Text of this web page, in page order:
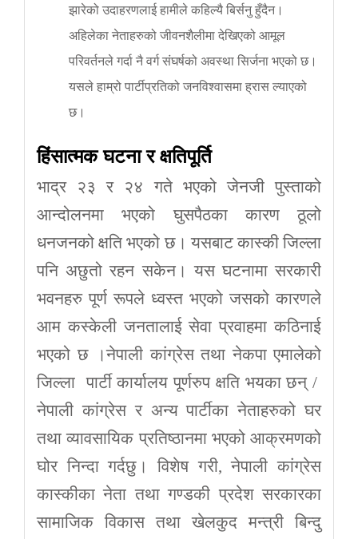
झारेको उदाहरणलाई हामीले कहिल्यै बिर्सनु हुँदैन।
अहिलेका नेताहरुको जीवनशैलीमा देखिएको आमूल
परिवर्तनले गर्दा नै वर्ग संघर्षको अवस्था सिर्जना भएको छ।
यसले हाम्रो पार्टीप्रतिको जनविश्वासमा ह्रास ल्याएको
छ।
हिंसात्मक घटना र क्षतिपूर्ति
भाद्र २३ र २४ गते भएको जेनजी पुस्ताको
आन्दोलनमा भएको घुसपैठका कारण ठूलो
धनजनको क्षति भएको छ। यसबाट कास्की जिल्ला
पनि अछुतो रहन सकेन। यस घटनामा सरकारी
भवनहरु पूर्ण रूपले ध्वस्त भएको जसको कारणले
आम कस्केली जनतालाई सेवा प्रवाहमा कठिनाई
भएको छ ।नेपाली कांग्रेस तथा नेकपा एमालेको
जिल्ला पार्टी कार्यालय पूर्णरुप क्षति भयका छन् /
नेपाली कांग्रेस र अन्य पार्टीका नेताहरुको घर
तथा व्यावसायिक प्रतिष्ठानमा भएको आक्रमणको
घोर निन्दा गर्दछु। विशेष गरी, नेपाली कांग्रेस
कास्कीका नेता तथा गण्डकी प्रदेश सरकारका
सामाजिक विकास तथा खेलकुद मन्त्री बिन्दु